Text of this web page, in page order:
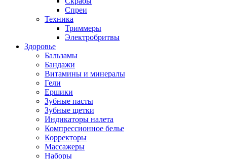
Спреи
Техника
Триммеры
Электробритвы
Здоровье
Бальзамы
Бандажи
Витамины и минералы
Гели
Ершики
Зубные пасты
Зубные щетки
Индикаторы налета
Компрессионное белье
Корректоры
Массажеры
Наборы